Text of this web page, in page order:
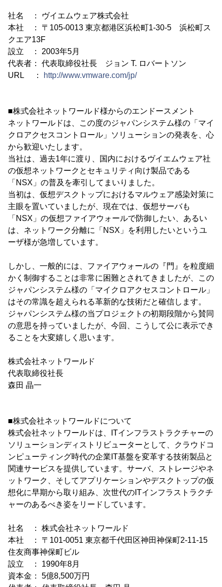
社名 ： ヴイエムウェア株式会社
本社 ： 〒105-0013 東京都港区浜松町1-30-5 浜松町ス
クエア13F
設立 ： 2003年5月
代表者： 代表取締役社長 ジョン T. ロバートソン
URL ：
http://www.vmware.com/jp/
■株式会社ネットワールド様からのエンドースメント
ネットワールドは、この度のジャパンシステム様の「マイ
クロアクセスコントロール」ソリューションの発表を、心
から歓迎いたします。
当社は、過去1年に渡り、国内におけるヴイエムウェア社
の仮想ネットワークとセキュリティ向け製品である
「NSX」の普及を牽引してまいりました。
当初は、仮想デスクトップにおけるマルウェア感染対策に
主眼を置いていましたが、現在では、仮想サーバも
「NSX」の仮想ファイアウォールで防御したい、あるい
は、ネットワーク分離に「NSX」を利用したいというユ
ーザ様が急増しています。
しかし、一般的には、ファイアウォールの『門』を粒度細
かく制御することは非常に困難とされてきましたが、この
ジャパンシステム様の「マイクロアクセスコントロール」
はその常識を超えられる革新的な技術だと確信します。
ジャパンシステム様の当プロジェクトの初期段階から賛同
の意思を持っていましたが、今回、こうして公に表示でき
ることを大変嬉しく思います。
株式会社ネットワールド
代表取締役社長
森田 晶一
■株式会社ネットワールドについて
株式会社ネットワールドは、ITインフラストラクチャーの
ソリューションディストリビューターとして、クラウドコ
ンピューティング時代の企業IT基盤を変革する技術製品と
関連サービスを提供しています。サーバ、ストレージやネ
ットワーク、そしてアプリケーションやデスクトップの仮
想化に早期から取り組み、次世代のITインフラストラクチ
ャーのあるべき姿をリードしています。
社名 ： 株式会社ネットワールド
本社 ： 〒101-0051 東京都千代田区神田神保町2-11-15
住友商事神保町ビル
設立 ： 1990年8月
資本金： 5億8,500万円